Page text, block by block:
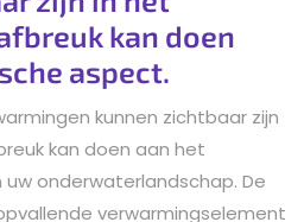
kan doen
aspect.
kunnen zichtbaar zijn
kan doen aan het
onderwaterlandschap. De
verwarmingselement